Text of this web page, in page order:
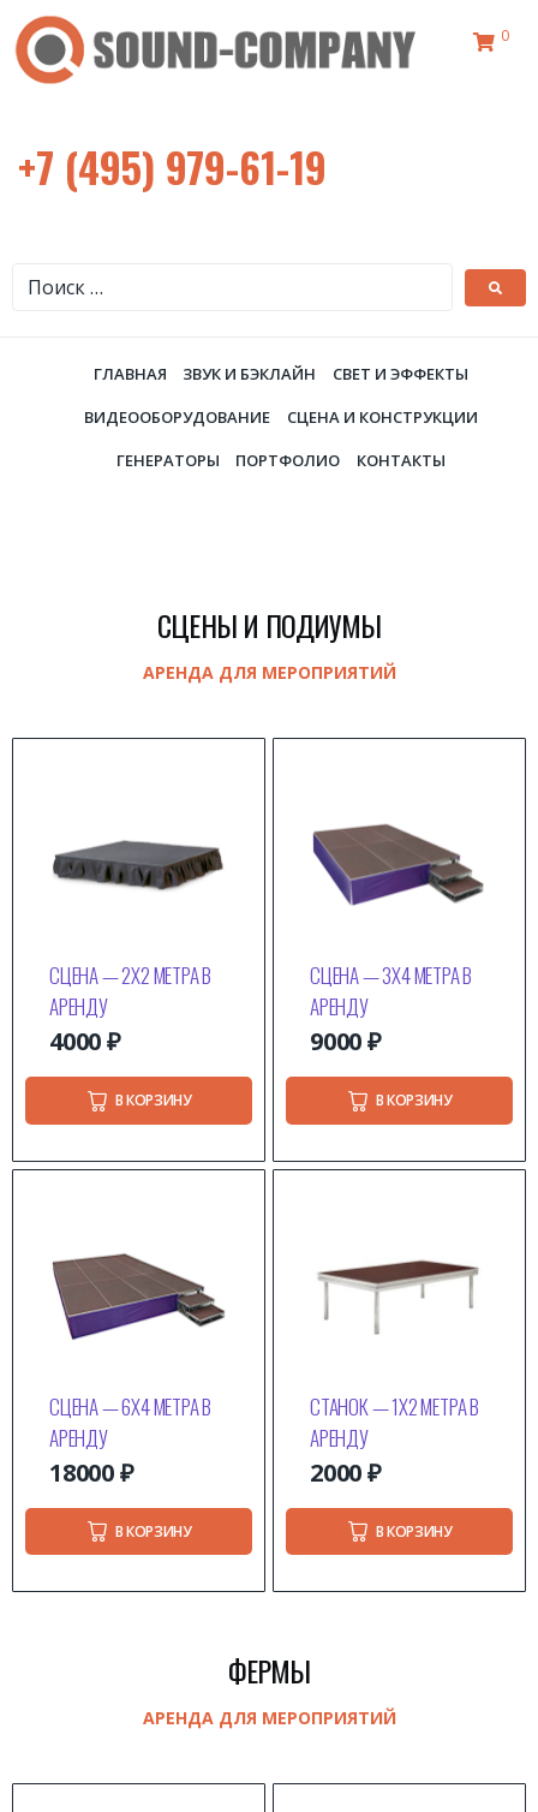
0
+7 (495) 979-61-19
ГЛАВНАЯ ЗВУК И БЭКЛАЙН
СВЕТ И ЭФФЕКТЫ
ВИДЕООБОРУДОВАНИЕ
СЦЕНА И КОНСТРУКЦИИ
ГЕНЕРАТОРЫ
ПОРТФОЛИО КОНТАКТЫ
СЦЕНЫ И ПОДИУМЫ
АРЕНДА ДЛЯ МЕРОПРИЯТИЙ
СЦЕНА — 2Х2 МЕТРА В
АРЕНДУ
4000₽
В КОРЗИНУ
СЦЕНА — 3Х4 МЕТРА В
АРЕНДУ
9000₽
В КОРЗИНУ
СЦЕНА — 6Х4 МЕТРА В
АРЕНДУ
18000₽
В КОРЗИНУ
СТАНОК — 1Х2 МЕТРА В
АРЕНДУ
2000₽
В КОРЗИНУ
ФЕРМЫ
АРЕНДА ДЛЯ МЕРОПРИЯТИЙ